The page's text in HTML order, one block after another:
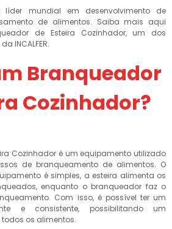
líder mundial em desenvolvimento de
de alimentos. Saiba mais aqui
de Esteira Cozinhador, um dos
INCALFER.
Branqueador
Cozinhador?
Cozinhador é um equipamento utilizado
de branqueamento de alimentos. O
é simples, a esteira alimenta os
enquanto o branqueador faz o
Com isso, é possível ter um
e consistente, possibilitando um
os alimentos.